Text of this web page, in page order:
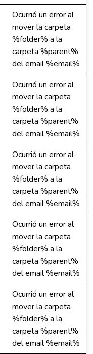
Ocurrió un error al
mover la carpeta
%folder% a la
carpeta %parent%
del email %email%
Ocurrió un error al
mover la carpeta
%folder% a la
carpeta %parent%
del email %email%
Ocurrió un error al
mover la carpeta
%folder% a la
carpeta %parent%
del email %email%
Ocurrió un error al
mover la carpeta
%folder% a la
carpeta %parent%
del email %email%
Ocurrió un error al
mover la carpeta
%folder% a la
carpeta %parent%
del email %email%